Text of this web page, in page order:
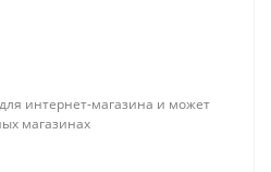
интернет-магазина и может
магазинах